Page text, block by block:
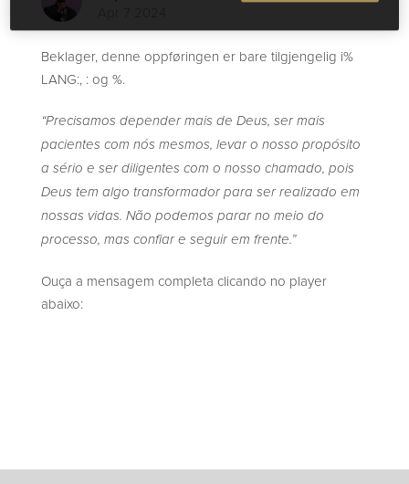
Beklager, denne oppføringen er bare tilgjengelig i%
LANG:, : og %.
“Precisamos depender mais de Deus, ser mais
pacientes com nós mesmos, levar o nosso propósito
a sério e ser diligentes com o nosso chamado, pois
Deus tem algo transformador para ser realizado em
nossas vidas. Não podemos parar no meio do
processo, mas confiar e seguir em frente.”
Ouça a mensagem completa clicando no player
abaixo: